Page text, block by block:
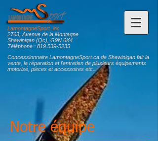
LamontagneSport .inc
2763, Avenue de la Montagne
Shawinigan (Qc), G9N 6K4
Téléphone : 819.539-5235
Concessionnaire LamontagneSport.ca de Shawinigan fait la
vente, la réparation et l'entretien de plusieurs équipements
motorisé, pièces et accessoires etc..
Notre équipe